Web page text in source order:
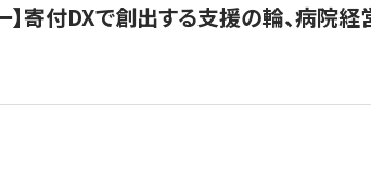
】寄付DXで創出する支援の輪、病院